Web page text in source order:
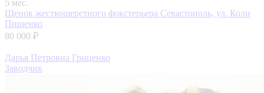
5 мес.
Щенок жесткошерстного фокстерьера Севастополь, ул. Коли
Пищенко
80 000 ₽
Дарья Петровна Гриценко
Заводчик